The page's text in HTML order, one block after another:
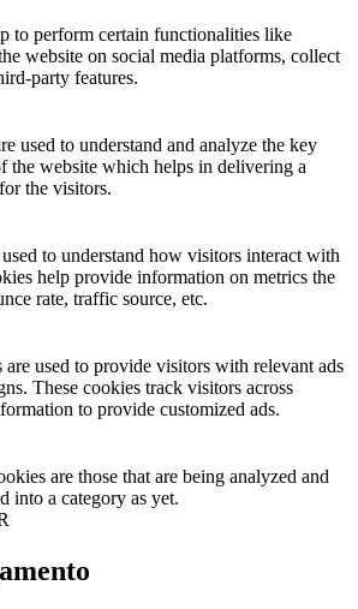
to perform certain functionalities like
website on social media platforms, collect
party features.
used to understand and analyze the key
the website which helps in delivering a
the visitors.
to understand how visitors interact with
help provide information on metrics the
rate, traffic source, etc.
used to provide visitors with relevant ads
These cookies track visitors across
to provide customized ads.
are those that are being analyzed and
into a category as yet.